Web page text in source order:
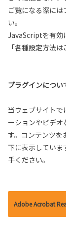
ご覧になる際に
い。
JavaScriptを有効
「各種設定方法
プラグインについ
当ウェブサイトで
ーションやビデオ
す。コンテンツを
下に表示していま
手ください。
Adobe Acrobat